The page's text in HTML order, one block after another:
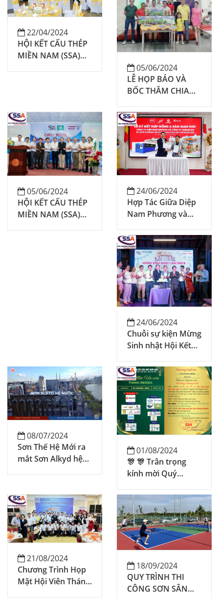
22/04/2024
HỘI KẾT CẤU THÉP
MIỀN NAM (SSA)
05/06/2024
LỄ HỌP BÁO VÀ
BỐC THĂM CHIA
ĐÁ SSA CUP 2024
05/06/2024
HỘI KẾT CẤU THÉP
MIỀN NAM (SSA)
24/06/2024
Hợp Tác Giữa Diệp
Nam Phương và
Tiến Vững Chắc
Trong Tự Động Hóa
Sản Xuất
24/06/2024
Chuỗi sự kiện Mừng
Sinh nhật Hội Kết
Nam (SSA) 9th
08/07/2024
Sơn Thế Hệ Mới ra
mắt Sơn Alkyd hệ
01/08/2024
🎊 🎊 Trân trọng
kính mời Quý
viên đăng ký tham
dự "CHƯƠNG
TRÌNH ĐÀO TẠO &
HỌP MẶT HỘI VIÊN
T8/2024" do Hội Kết
Nam (SSA) tổ chức:
🍾 🍾
21/08/2024
Chương Trình Họp
Mặt Hội Viên Tháng
18/09/2024
QUY TRÌNH THI
CÔNG SƠN SÂN